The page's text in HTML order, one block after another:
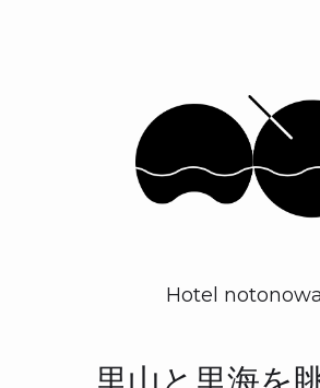
Hotel notonowa